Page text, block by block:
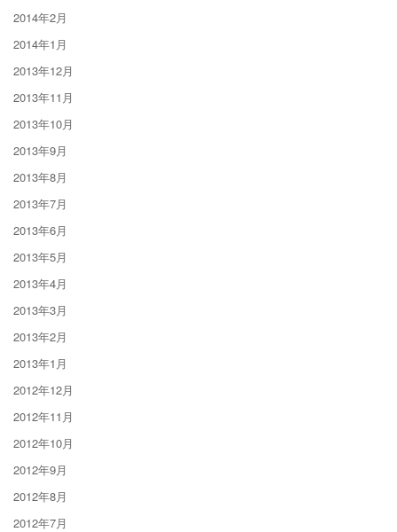
2014年2月
2014年1月
2013年12月
2013年11月
2013年10月
2013年9月
2013年8月
2013年7月
2013年6月
2013年5月
2013年4月
2013年3月
2013年2月
2013年1月
2012年12月
2012年11月
2012年10月
2012年9月
2012年8月
2012年7月